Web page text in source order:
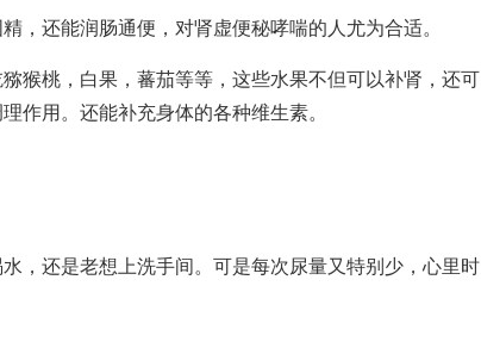
还能润肠通便，对肾虚便秘哮喘的人尤为合适。
桃，白果，蕃茄等等，这些水果不但可以补肾，还可
作用。还能补充身体的各种维生素。
还是老想上洗手间。可是每次尿量又特别少，心里时